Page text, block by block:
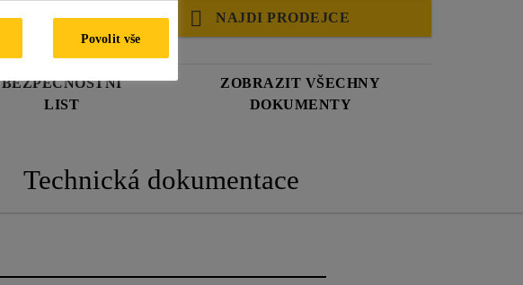
NAJDI PRODEJCE
BEZPEČNOSTNÍ
LIST
ZOBRAZIT VŠECHNY
DOKUMENTY
Technická dokumentace
Povolit vše